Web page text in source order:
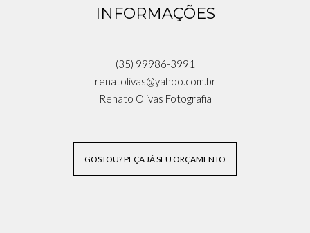
INFORMAÇÕES
(35) 99986-3991
renatolivas@yahoo.com.br
Renato Olivas Fotografia
GOSTOU? PEÇA JÁ SEU ORÇAMENTO